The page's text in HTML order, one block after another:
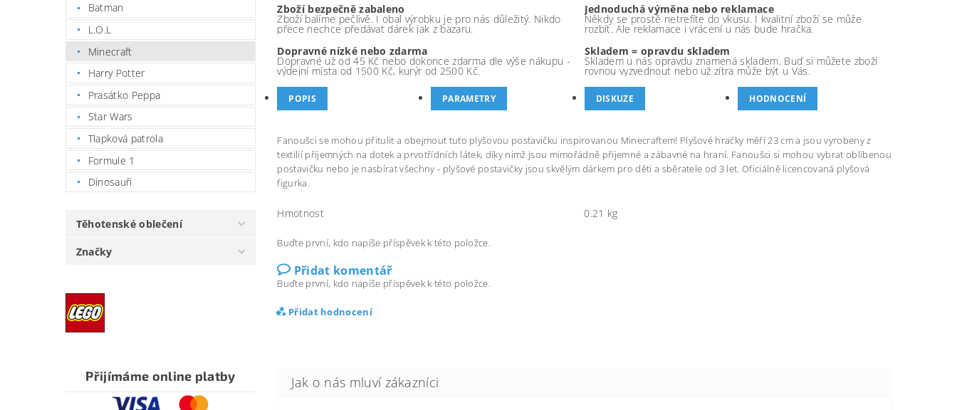
Batman
L.O.L
Minecraft
Harry Potter
Prasátko Peppa
Star Wars
Tlapková patrola
Formule 1
Dinosauři
Těhotenské oblečení
Značky
Přijímáme online platby
Zboží bezpečně zabaleno
Zboží balíme pečlivě. I obal výrobku je pro nás důležitý. Nikdo
přece nechce předávat dárek jak z bazaru.
Jednoduchá výměna nebo reklamace
Někdy se prostě netrefíte do vkusu. I kvalitní zboží se může
rozbít. Ale reklamace i vrácení u nás bude hračka.
Dopravné nízké nebo zdarma
Dopravné už od 45 Kč nebo dokonce zdarma dle výše nákupu -
výdejní místa od 1500 Kč, kurýr od 2500 Kč.
Skladem = opravdu skladem
Skladem u nás opravdu znamená skladem. Buď si můžete zboží
rovnou vyzvednout nebo už zítra může být u Vás.
POPIS PARAMETRY DISKUZE HODNOCENÍ
Fanoušci se mohou přitulit a obejmout tuto plyšovou postavičku inspirovanou Minecraftem! Plyšové hračky měří 23 cm a jsou vyrobeny z
textilií příjemných na dotek a prvotřídních látek, díky nimž jsou mimořádně příjemné a zábavné na hraní. Fanoušci si mohou vybrat oblíbenou
postavičku nebo je nasbírat všechny - plyšové postavičky jsou skvělým dárkem pro děti a sběratele od 3 let. Oficiálně licencovaná plyšová
figurka.
Hmotnost 0.21 kg
Buďte první, kdo napíše příspěvek k této položce.
Přidat komentář
Buďte první, kdo napíše příspěvek k této položce.
Přidat hodnocení